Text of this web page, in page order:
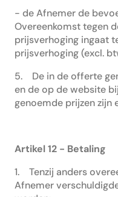
- de Afnemer de
Overeenkomst tegen
prijsverhoging ingaat
prijsverhoging (excl.
5. De in de offerte
en de op de website
genoemde prijzen zijn
Artikel 12 - Betaling
1. Tenzij anders
Afnemer